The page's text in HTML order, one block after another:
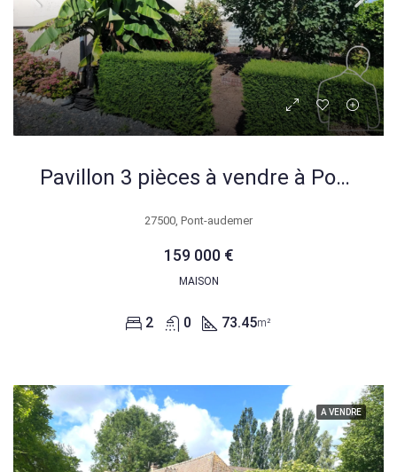
Pavillon 3 pièces à vendre à Pont-Audemer proche du centre-ville
27500, Pont-audemer
159 000 €
MAISON
2 0 73.45m²
A VENDRE